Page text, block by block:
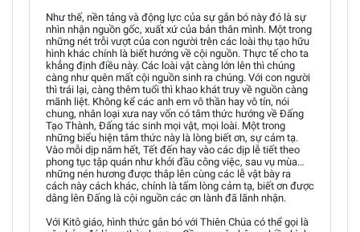
Như thế, nền tảng và động lực của sự gắn bó này đó là sự
nhìn nhận nguồn gốc, xuất xứ của bản thân mình. Một trong
những nét trỗi vượt của con người trên các loài thụ tạo hữu
hình khác chính là biết hướng về cội nguồn. Thực tế cho ta
khẳng định điều này. Các loài vật càng lớn lên thì chúng
càng như quên mất cội nguồn sinh ra chúng. Với con người
thì trái lại, càng thêm tuổi thì khao khát truy về nguồn càng
mãnh liệt. Không kể các anh em vô thần hay vô tín, nói
chung, nhân loại xưa nay vốn có tâm thức hướng về Đấng
Tạo Thành, Đấng tác sinh mọi vật, mọi loài. Một trong
những biểu hiện tâm thức này là lòng biết ơn, sự cảm tạ.
Vào mỗi dịp năm hết, Tết đến hay vào các dịp lễ tiết theo
phong tục tập quán như khởi đầu công việc, sau vụ mùa…
những nén hương được thắp lên cùng các lễ vật bày ra
cách này cách khác, chính là tấm lòng cảm tạ, biết ơn được
dâng lên Đấng là cội nguồn các ơn lành đã lãnh nhận.
Với Kitô giáo, hình thức gắn bó với Thiên Chúa có thể gọi là